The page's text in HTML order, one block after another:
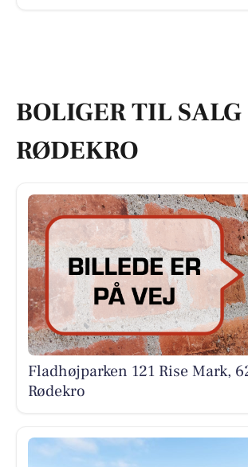
BOLIGER TIL
RØDEKRO
Fladhøjparken 121 Rise Mark,
Rødekro